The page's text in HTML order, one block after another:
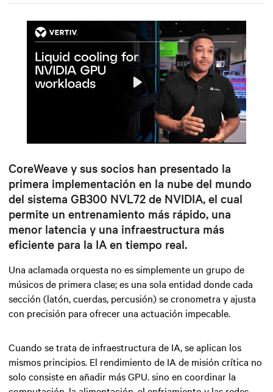
Mute Settings
Play
CoreWeave y sus socios han presentado la
primera implementación en la nube del mundo
del sistema GB300 NVL72 de NVIDIA, el cual
permite un entrenamiento más rápido, una
menor latencia y una infraestructura más
eficiente para la IA en tiempo real.
Una aclamada orquesta no es simplemente un grupo de
músicos de primera clase; es una sola entidad donde cada
sección (latón, cuerdas, percusión)se cronometra y ajusta
con precisión para ofrecer una actuación impecable.
Cuando se trata de infraestructura de IA, se aplican los
mismos principios. El rendimiento de IA de misión crítica no
solo consiste en añadir más GPU. sino en coordinar la